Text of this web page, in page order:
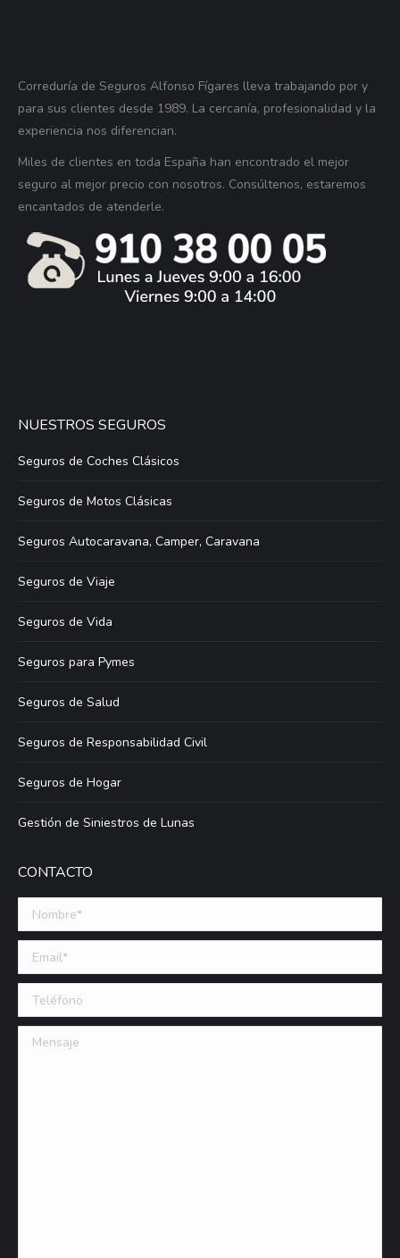
Correduría de Seguros Alfonso Fígares lleva trabajando por y
para sus clientes desde 1989. La cercanía, profesionalidad y la
experiencia nos diferencian.
Miles de clientes en toda España han encontrado el mejor
seguro al mejor precio con nosotros. Consúltenos, estaremos
encantados de atenderle.
NUESTROS SEGUROS
Seguros de Coches Clásicos
Seguros de Motos Clásicas
Seguros Autocaravana, Camper, Caravana
Seguros de Viaje
Seguros de Vida
Seguros para Pymes
Seguros de Salud
Seguros de Responsabilidad Civil
Seguros de Hogar
Gestión de Siniestros de Lunas
CONTACTO
Nombre *
Email (requerido)
Teléfono
Mensaje